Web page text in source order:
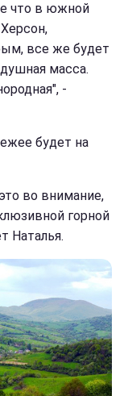
что в южной
все же будет
масса.
-
будет на
во внимание,
горной
Наталья.